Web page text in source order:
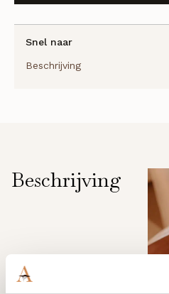
Snel naar
Beschrijving
System
aantal
Beschrijving